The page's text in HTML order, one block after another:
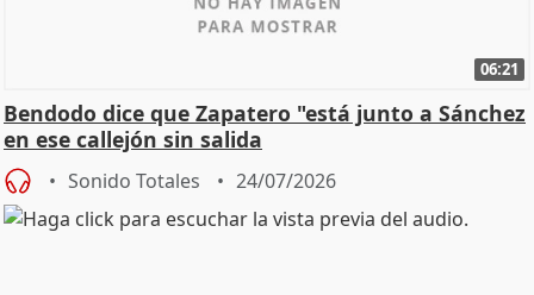
06:21
Bendodo dice que Zapatero "está junto a Sánchez
en ese callejón sin salida
Sonido Totales 24/07/2026